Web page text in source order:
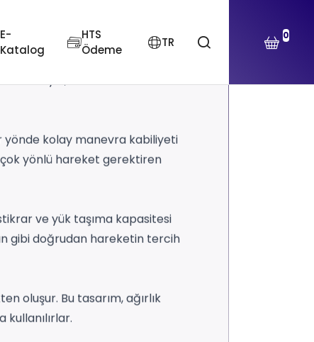
E-
Katalog
HTS
Ödeme
TR 0
sağlayan önemli
türüyle, farklılıkları anlamak
yönde kolay manevra kabiliyeti
yönlü hareket gerektiren
ve yük taşıma kapasitesi
gibi doğrudan hareketin tercih
oluşur. Bu tasarım, ağırlık
kullanılırlar.